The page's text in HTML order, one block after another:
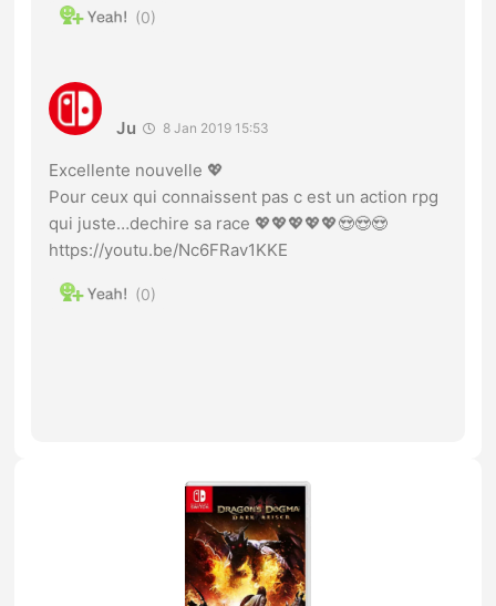
0
Ju 8 Jan 2019 15:53
Excellente nouvelle 💖
Pour ceux qui connaissent pas c est un action rpg
qui juste…dechire sa race 💖💖💖💖💖😍😍😍
https://youtu.be/Nc6FRav1KKE
0